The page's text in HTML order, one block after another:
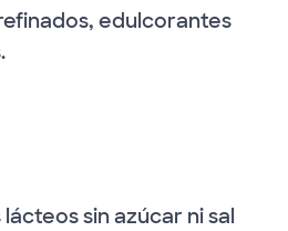
edulcorantes
sin azúcar ni sal